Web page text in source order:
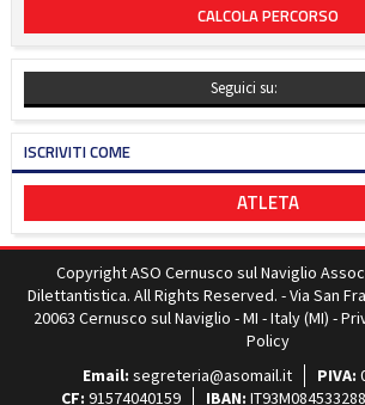
CALCOLA PERCORSO
Seguici su:
ISCRIVITI COME
ATLETA
Copyright ASO Cernusco sul Naviglio
Dilettantistica. All Rights Reserved. - Via San
20063 Cernusco sul Naviglio - MI - Italy (MI) -
Policy
Email: segreteria@asomail.it PIVA:
CF: 91574040159 IBAN: